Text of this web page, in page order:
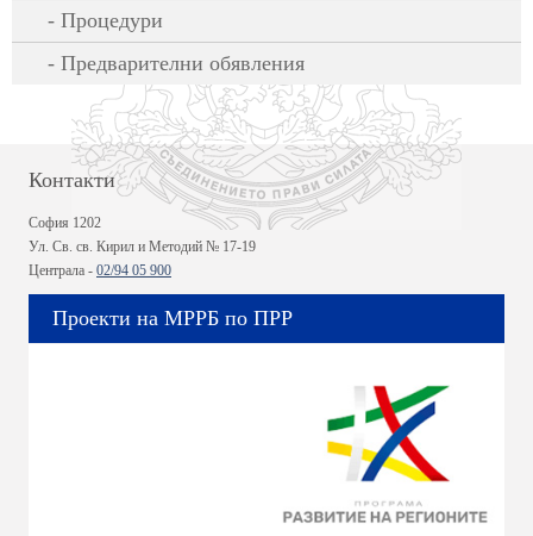
Процедури
Предварителни обявления
Контакти
София 1202
Ул. Св. св. Кирил и Методий № 17-19
Централа - 02/94 05 900
Проекти на МРРБ по ПРР